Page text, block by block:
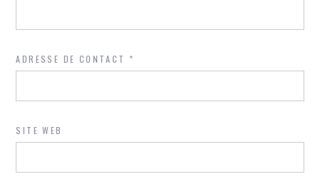
ADRESSE DE CONTACT*
SITE WEB